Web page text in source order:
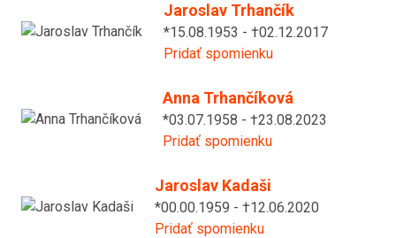
Jaroslav Trhančík
*15.08.1953 - †02.12.2017
Pridať spomienku
Anna Trhančíková
*03.07.1958 - †23.08.2023
Pridať spomienku
Jaroslav Kadaši
*00.00.1959 - †12.06.2020
Pridať spomienku